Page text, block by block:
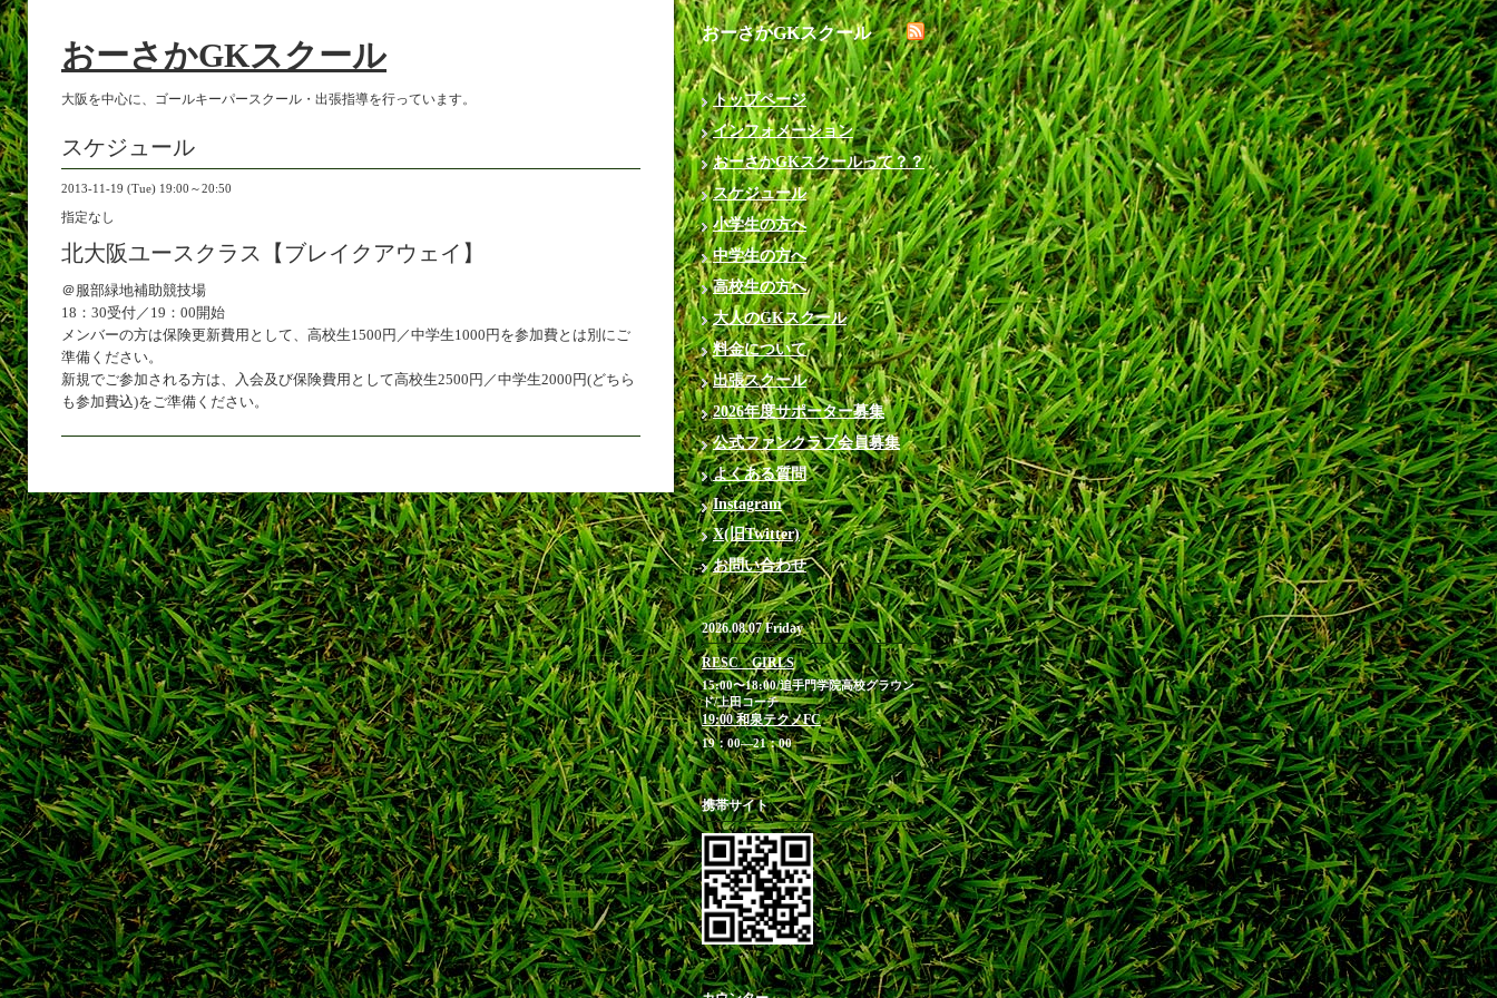
おーさかGKスクール
大阪を中心に、ゴールキーパースクール・出張指導を行っています。
スケジュール
2013-11-19 (Tue) 19:00～20:50
指定なし
北大阪ユースクラス【ブレイクアウェイ】
＠服部緑地補助競技場
18：30受付／19：00開始
メンバーの方は保険更新費用として、高校生1500円／中学生1000円を参加費とは別にご
準備ください。
新規でご参加される方は、入会及び保険費用として高校生2500円／中学生2000円(どちら
も参加費込)をご準備ください。
おーさかGKスクール
トップページ
インフォメーション
おーさかGKスクールって？？
スケジュール
小学生の方へ
中学生の方へ
高校生の方へ
大人のGKスクール
料金について
出張スクール
2026年度サポーター募集
公式ファンクラブ会員募集
よくある質問
Instagram
X(旧Twitter)
お問い合わせ
2026.08.07 Friday
RESC GIRLS
15:00〜18:00/追手門学院高校グラウン
ド/上田コーチ
19:00 和泉テクノFC
19：00―21：00
携帯サイト